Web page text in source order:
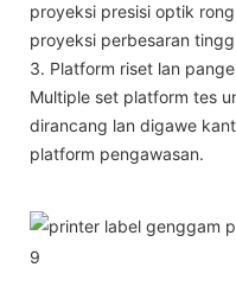
proyeksi presisi optik
proyeksi perbesaran
3. Platform riset lan
Multiple set platform tes
dirancang lan digawe
platform pengawasan.